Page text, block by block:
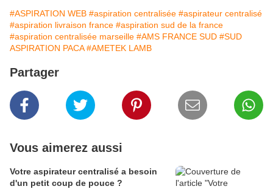
#ASPIRATION WEB #aspiration centralisée #aspirateur centralisé
#aspiration livraison france #aspiration sud de la france
#aspiration centralisée marseille #AMS FRANCE SUD #SUD
ASPIRATION PACA #AMETEK LAMB
Partager
Vous aimerez aussi
Votre aspirateur centralisé a besoin
d'un petit coup de pouce ?